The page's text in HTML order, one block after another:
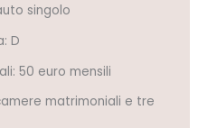
singolo
D
50 euro mensili
matrimoniali e tre